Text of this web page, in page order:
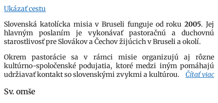
Ukázať cestu
Slovenská katolícka misia v Bruseli funguje od roku2005. Jej
hlavným poslaním je vykonávať pastoračnú a duchovnú
starostlivosť pre Slovákov a Čechov žijúcich v Bruseli a okolí.
Okrem pastorácie sa v rámci misie organizujú aj rôzne
kultúrno-spoločenské podujatia, ktoré medzi iným pomáhajú
udržiavať kontakt so slovenskými zvykmi a kultúrou. Čítať viac
Sv. omše